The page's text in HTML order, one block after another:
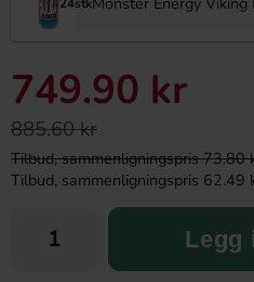
749.90 kr
885.60 kr
Tilbud, sammenligningspris 73.80
Tilbud, sammenligningspris 62.49
Legg